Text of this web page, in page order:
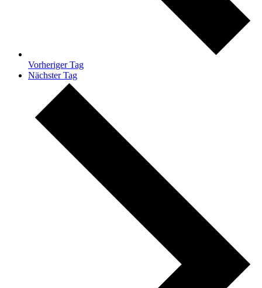
Vorheriger Tag
Nächster Tag